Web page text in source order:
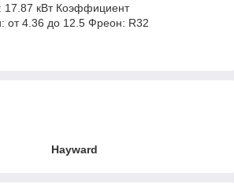
17.87 кВт Коэффициент
от 4.36 до 12.5 Фреон: R32
Hayward